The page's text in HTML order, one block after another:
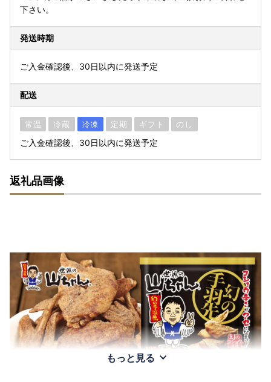
下さい。
発送時期
ご入金確認後、30日以内に発送予定
配送
常温 冷蔵 冷凍 定期 ギフト のし
ご入金確認後、30日以内に発送予定
返礼品画像
もっと見る